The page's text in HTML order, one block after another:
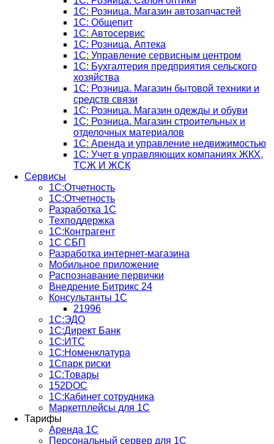
1С: Розница. Магазин автозапчастей
1C: Общепит
1С: Автосервис
1С: Розница. Аптека
1С: Управление сервисным центром
1С: Бухгалтерия предприятия сельского
хозяйства
1С: Розница. Магазин бытовой техники и
средств связи
1С: Розница. Магазин одежды и обуви
1С: Розница. Магазин строительных и
отделочных материалов
1С: Аренда и управление недвижимостью
1C: Учет в управляющих компаниях ЖКХ,
ТСЖ И ЖСК
Сервисы
1С:Отчетность
1С:Отчетность
Разработка 1С
Техподдержка
1С:Контрагент
1С СБП
Разработка интернет-магазина
Мобильное приложение
Распознавание первички
Внедрение Битрикс 24
Консультанты 1С
21996
1С:ЭДО
1С:Директ Банк
1С:ИТС
1С:Номенклатура
1Спарк риски
1С:Товары
152DOC
1С:Кабинет сотрудника
Маркетплейсы для 1С
Тарифы
Аренда 1С
Персональный сервер для 1С